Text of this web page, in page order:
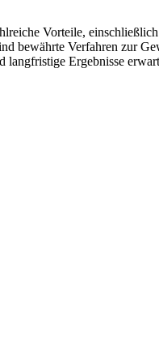
Vorteile,
bewährte Verfahren zur
langfristige Ergebnisse